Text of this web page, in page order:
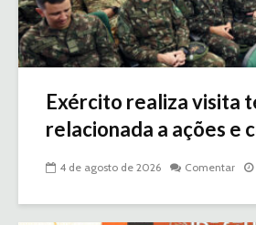
Exército realiza visita
relacionada a ações e
4 de agosto de 2026 Comentar